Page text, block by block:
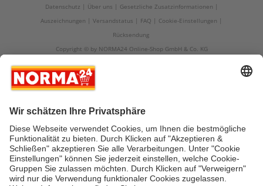
Datenschutz
Über uns
Gesetzliche Zusatzinformationen
Auszeichnungen
Versandstatus FAQ
Cookie-Einstellungen
Rücksendung
Copyright © by NORMA24 Online-Shop GmbH & Co. KG